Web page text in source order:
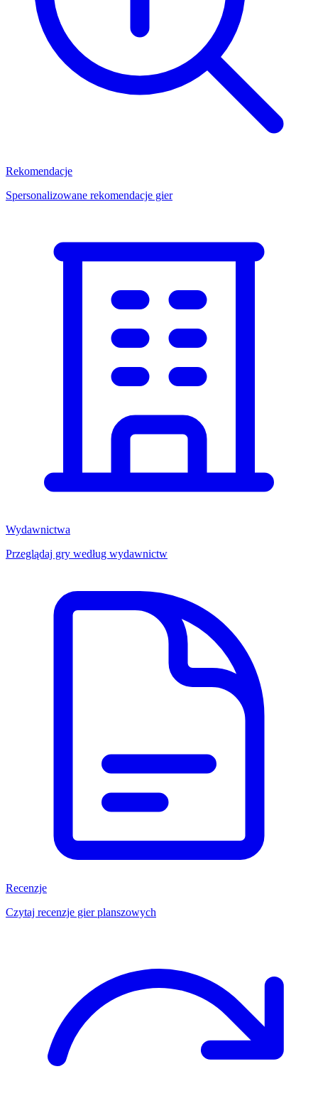
Rekomendacje
Spersonalizowane rekomendacje gier
Wydawnictwa
Przeglądaj gry według wydawnictw
Recenzje
Czytaj recenzje gier planszowych